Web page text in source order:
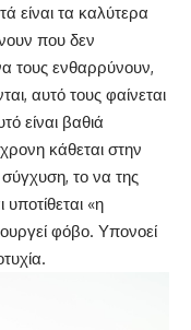
είναι τα καλύτερα
που δεν
τους ενθαρρύνουν,
αυτό τους φαίνεται
είναι βαθιά
κάθεται στην
το να της
«η
φόβο. Υπονοεί